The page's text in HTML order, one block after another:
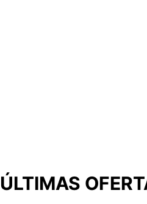
ÚLTIMAS